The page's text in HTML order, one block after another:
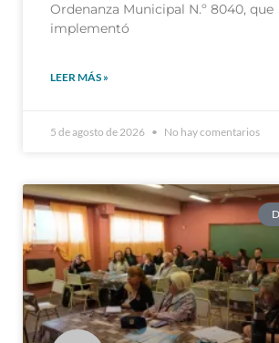
Ordenanza Municipal N.º 8040, que
implementó
LEER MÁS »
5 de agosto de 2026 No hay comentarios